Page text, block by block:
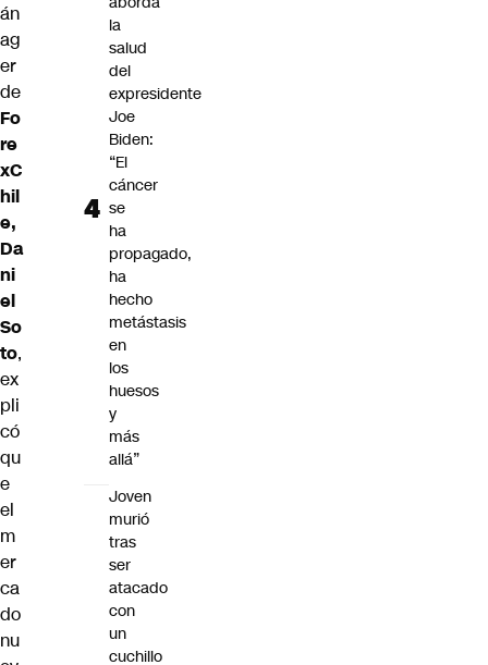
án
ag
er
de
Fo
re
xC
hil
e,
Da
ni
el
So
to,
ex
pli
có
qu
e
el
m
er
ca
do
nu
la
salud
del
expresidente
Joe
Biden:
“El
cáncer
se
ha
propagado,
ha
hecho
metástasis
en
los
huesos
y
más
allá”
Joven
murió
tras
ser
atacado
con
un
cuchillo